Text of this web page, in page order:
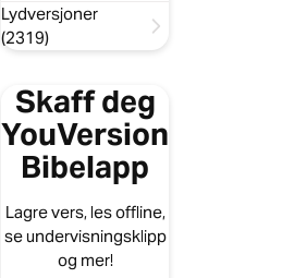
Lydversjoner
(2319)
Skaff deg
YouVersion
Bibelapp
Lagre vers, les offline,
se undervisningsklipp
og mer!